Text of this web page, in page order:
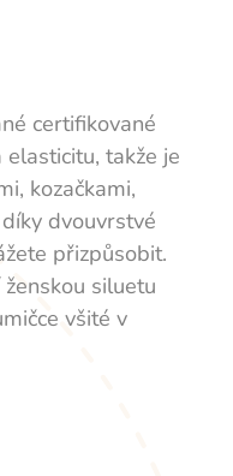
certifikované
takže je
kozačkami,
dvouvrstvé
přizpůsobit.
siluetu
všité v